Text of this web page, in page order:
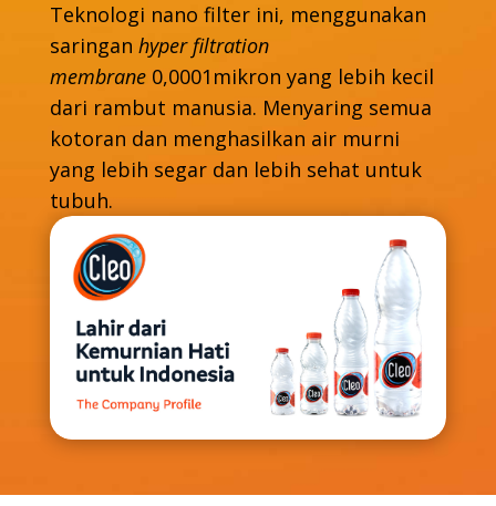
Teknologi nano filter ini, menggunakan
saringan hyper filtration
membrane0,0001mikron yang lebih kecil
dari rambut manusia. Menyaring semua
kotoran dan menghasilkan air murni
yang lebih segar dan lebih sehat untuk
tubuh.